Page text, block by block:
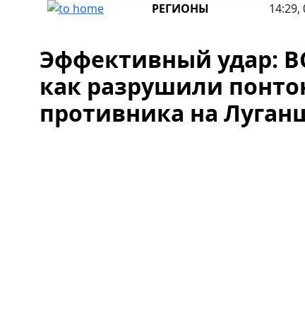
РЕГИОНЫ 14:29,
Эффективный удар:
как разрушили
противника на